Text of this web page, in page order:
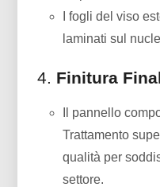
I fogli del viso
laminati sul
4. Finitura
Il pannello
Trattamento
qualità per
settore.